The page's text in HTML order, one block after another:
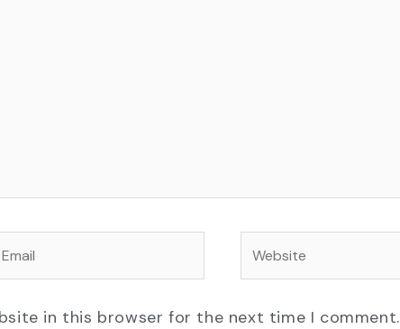
in this browser for the next time I comment.